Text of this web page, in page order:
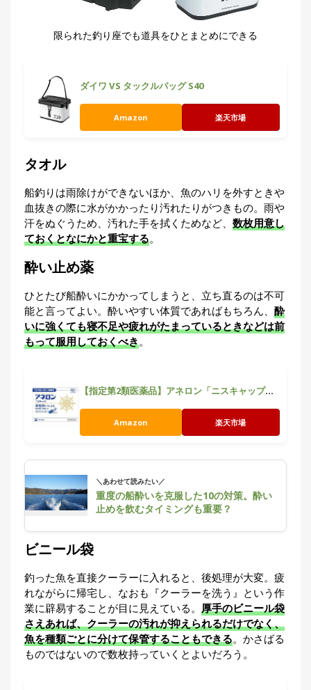
限られた釣り座でも道具をひとまとめにできる
ダイワ VS タックルバッグ S40
Amazon 楽天市場
タオル
船釣りは雨除けができないほか、魚のハリを外すときや
血抜きの際に水がかかったり汚れたりがつきもの。雨や
汗をぬぐうため、汚れた手を拭くためなど、 数枚用意し
ておくとなにかと重宝する。
酔い止め薬
ひとたび船酔いにかかってしまうと、立ち直るのは不可
能と言ってよい。酔いやすい体質であればもちろん、 酔
いに強くても寝不足や疲れがたまっているときなどは前
もって服用しておくべき。
【指定第2類医薬品】アネロン「ニスキャップ」 10カプセル
Amazon 楽天市場
＼あわせて読みたい／
重度の船酔いを克服した10の対策。酔い
止めを飲むタイミングも重要？
ビニール袋
釣った魚を直接クーラーに入れると、後処理が大変。疲
れながらに帰宅し、なおも『クーラーを洗う』という作
業に辟易することが目に見えている。 厚手のビニール袋
さえあれば、クーラーの汚れが抑えられるだけでなく、
魚を種類ごとに分けて保管することもできる。かさばる
ものではないので数枚持っていくとよいだろう。